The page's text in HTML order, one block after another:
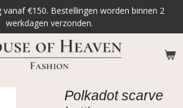
vanaf €150. Bestellingen worden binnen 2
werkdagen verzonden.
Polkadot scarve